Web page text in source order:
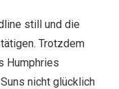
still und die
Trotzdem
Humphries
nicht glücklich